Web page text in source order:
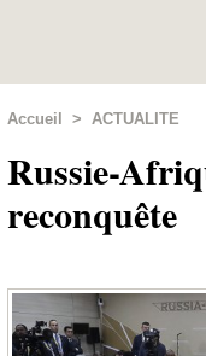
Accueil > ACTUALITE
Russie-
reconquête